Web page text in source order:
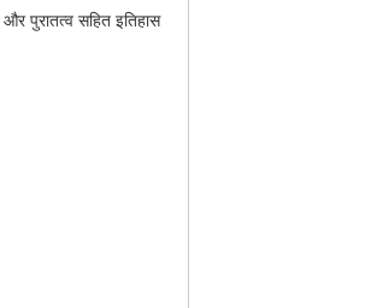
पुरातत्व सहित इतिहास